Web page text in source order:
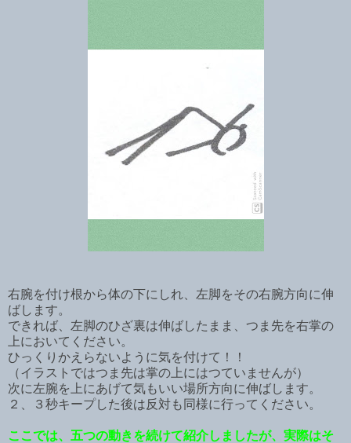
右腕を付け根から体の下にしれ、左脚をその右腕方向に伸
ばします。
できれば、左脚のひざ裏は伸ばしたまま、つま先を右掌の
上においてください。
ひっくりかえらないように気を付けて！！
（イラストではつま先は掌の上にはつていませんが）
次に左腕を上にあげて気もいい場所方向に伸ばします。
２、３秒キープした後は反対も同様に行ってください。
ここでは、五つの動きを続けて紹介しましたが、実際はそ